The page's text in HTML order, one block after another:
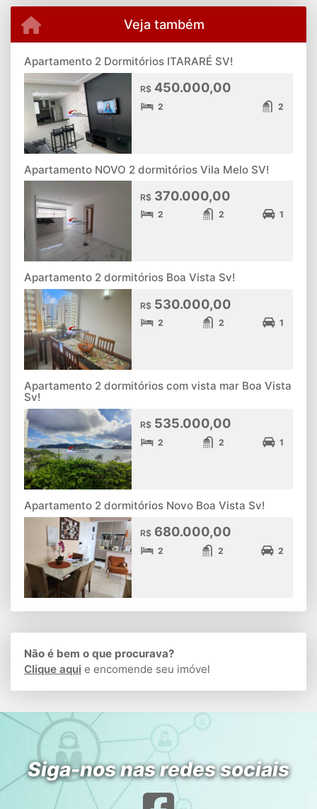
Veja também
Apartamento 2 Dormitórios ITARARÉ SV!
R$ 450.000,00
2 2
Apartamento NOVO 2 dormitórios Vila Melo SV!
R$ 370.000,00
2 2 1
Apartamento 2 dormitórios Boa Vista Sv!
R$ 530.000,00
2 2 1
Apartamento 2 dormitórios com vista mar Boa Vista
Sv!
R$ 535.000,00
2 2 1
Apartamento 2 dormitórios Novo Boa Vista Sv!
R$ 680.000,00
2 2 2
Não é bem o que procurava?
Clique aqui e encomende seu imóvel
Siga-nos nas redes sociais